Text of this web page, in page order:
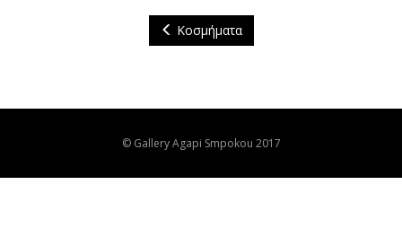
Κοσμήματα
© Gallery Agapi Smpokou 2017